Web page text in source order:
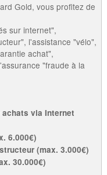
Gold, vous profitez de
sur internet",
l'assistance "vélo",
achat",
"fraude à la
via Internet
6.000€)
(max. 3.000€)
30.000€)